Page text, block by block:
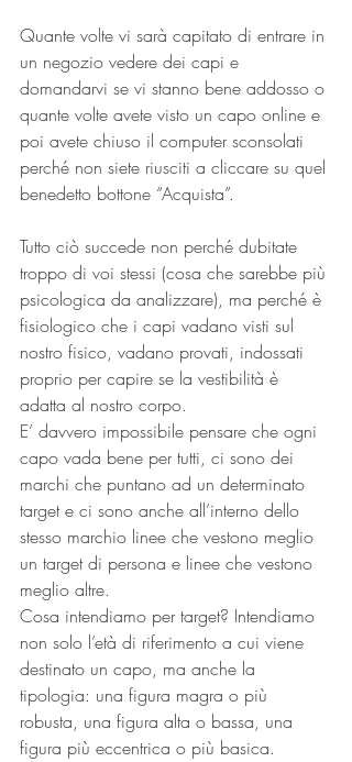
Quante volte vi sarà capitato di entrare in
un negozio vedere dei capi e
domandarvi se vi stanno bene addosso o
quante volte avete visto un capo online e
poi avete chiuso il computer sconsolati
perché non siete riusciti a cliccare su quel
benedetto bottone “Acquista”.
Tutto ciò succede non perché dubitate
troppo di voi stessi (cosa che sarebbe più
psicologica da analizzare), ma perché è
fisiologico che i capi vadano visti sul
nostro fisico, vadano provati, indossati
proprio per capire se la vestibilità è
adatta al nostro corpo.
E’ davvero impossibile pensare che ogni
capo vada bene per tutti, ci sono dei
marchi che puntano ad un determinato
target e ci sono anche all’interno dello
stesso marchio linee che vestono meglio
un target di persona e linee che vestono
meglio altre.
Cosa intendiamo per target? Intendiamo
non solo l’età di riferimento a cui viene
destinato un capo, ma anche la
tipologia: una figura magra o più
robusta, una figura alta o bassa, una
figura più eccentrica o più basica.